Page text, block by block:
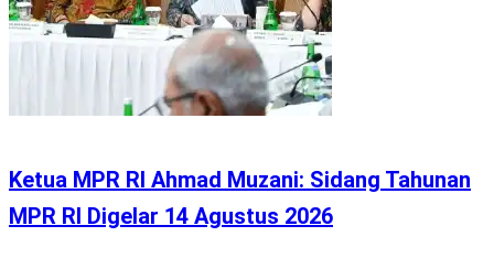
Ketua MPR RI Ahmad Muzani: Sidang Tahunan
MPR RI Digelar 14 Agustus 2026